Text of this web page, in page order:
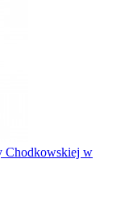
Chodkowskiej w